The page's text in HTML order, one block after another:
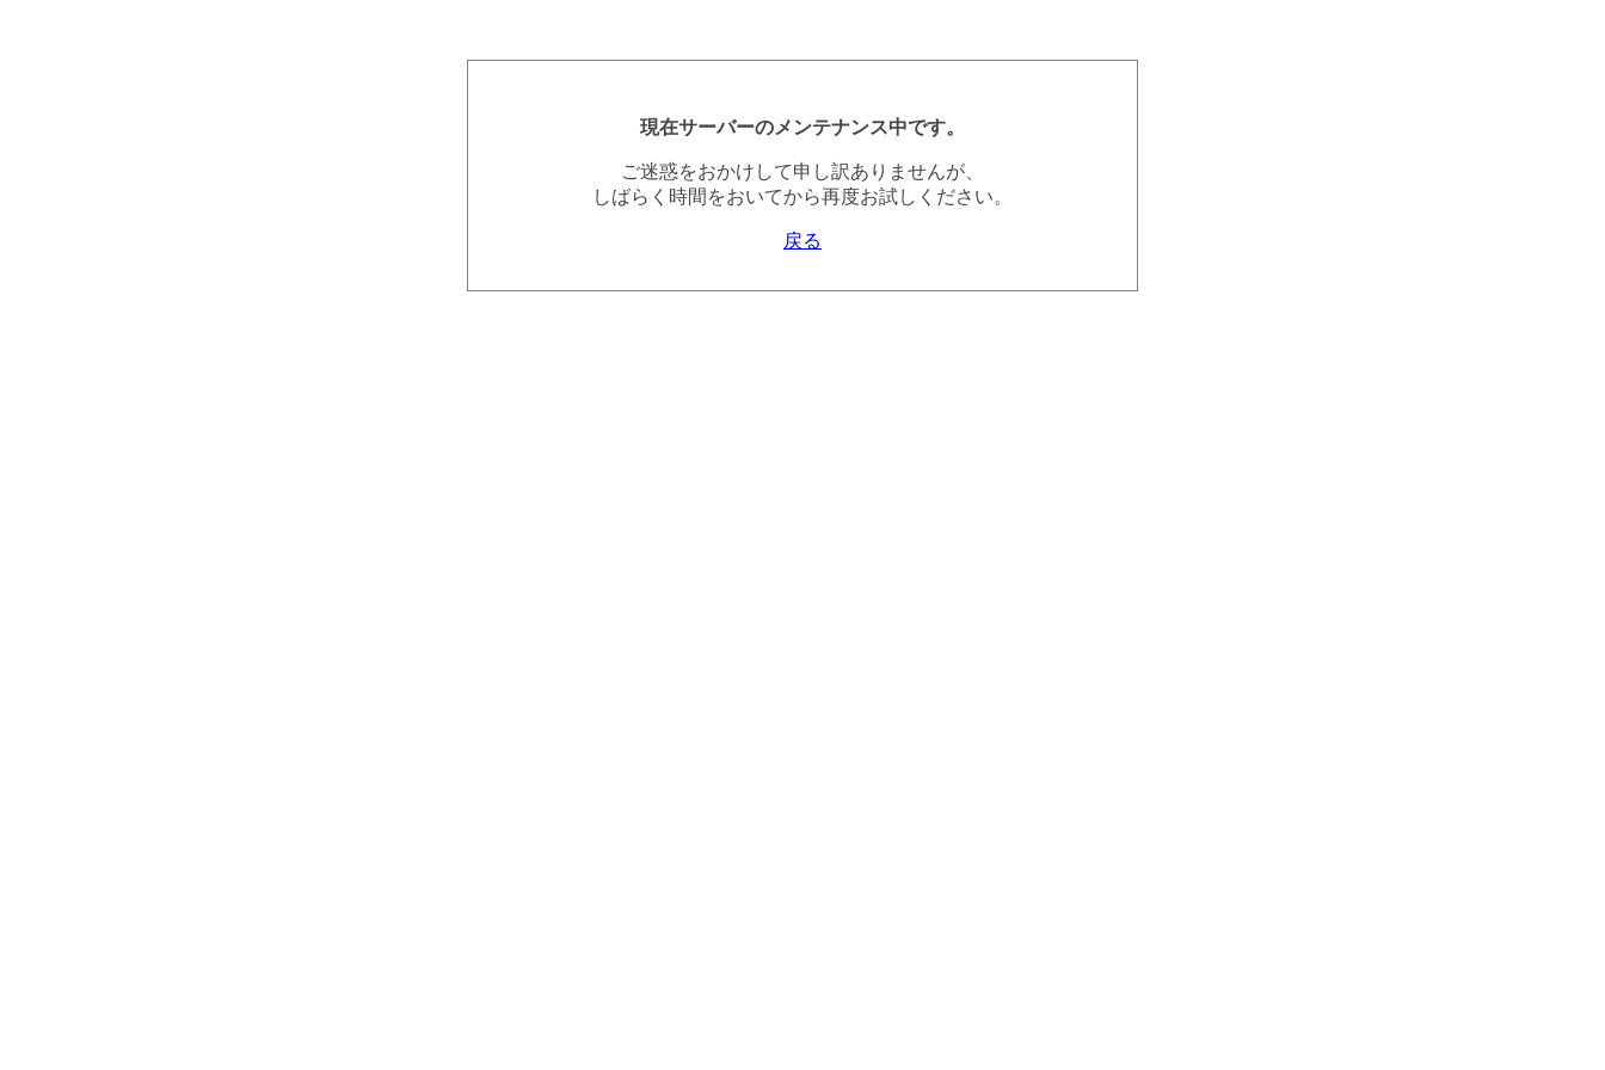
現在サーバーのメンテナンス中です。
ご迷惑をおかけして申し訳ありませんが、
しばらく時間をおいてから再度お試しください。
戻る